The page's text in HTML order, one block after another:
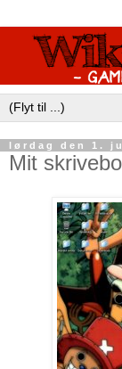
lørdag den 1.
Mit